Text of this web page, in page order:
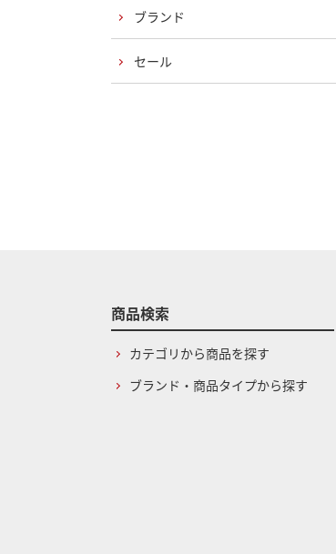
ブランド
セール
商品検索
カテゴリから商品を探す
ブランド・商品タイプから探す